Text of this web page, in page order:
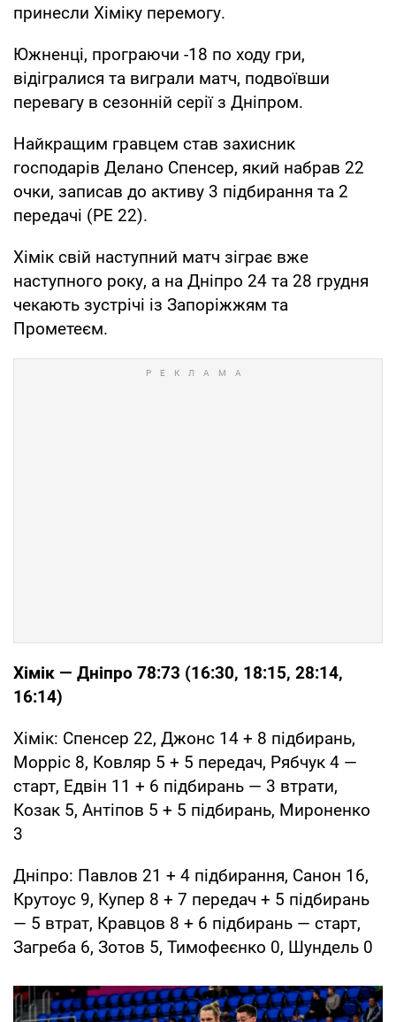
принесли Хіміку перемогу.
Южненці, програючи -18 по ходу гри,
відігралися та виграли матч, подвоївши
перевагу в сезонній серії з Дніпром.
Найкращим гравцем став захисник
господарів Делано Спенсер, який набрав 22
очки, записав до активу 3 підбирання та 2
передачі (РЕ 22).
Хімік свій наступний матч зіграє вже
наступного року, а на Дніпро 24 та 28 грудня
чекають зустрічі із Запоріжжям та
Прометеєм.
Хімік — Дніпро 78:73 (16:30, 18:15, 28:14,
16:14)
Хімік: Спенсер 22, Джонс 14 + 8 підбирань,
Морріс 8, Ковляр 5 + 5 передач, Рябчук 4 —
старт, Едвін 11 + 6 підбирань — 3 втрати,
Козак 5, Антіпов 5 + 5 підбирань, Мироненко
3
Дніпро: Павлов 21 + 4 підбирання, Санон 16,
Крутоус 9, Купер 8 + 7 передач + 5 підбирань
— 5 втрат, Кравцов 8 + 6 підбирань — старт,
Загреба 6, Зотов 5, Тимофеєнко 0, Шундель 0